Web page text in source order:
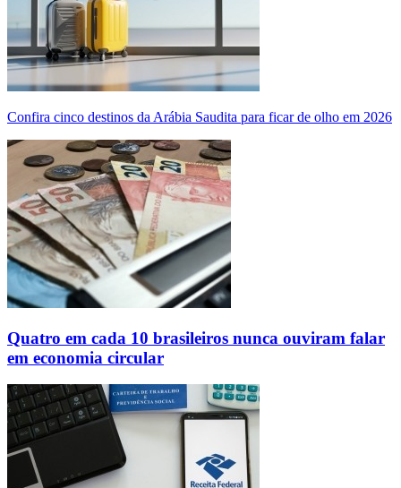
Confira cinco destinos da Arábia Saudita para ficar de olho em 2026
Quatro em cada 10 brasileiros nunca ouviram falar
em economia circular